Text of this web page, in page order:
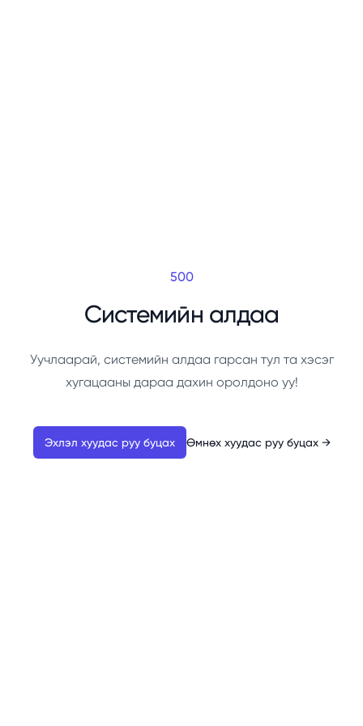
500
Системийн алдаа
Уучлаарай, системийн алдаа гарсан тул та хэсэг
хугацааны дараа дахин оролдоно уу!
Эхлэл хуудас руу буцах Өмнөх хуудас руу буцах →